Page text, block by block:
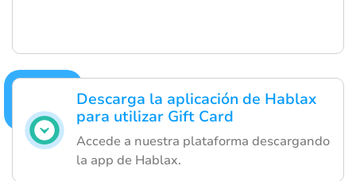
Descarga la aplicación de Hablax
para utilizar Gift Card
Accede a nuestra plataforma descargando
la app de Hablax.